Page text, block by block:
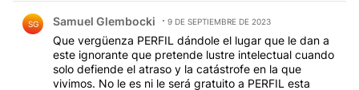
SG Samuel Glembocki 9 DE SEPTIEMBRE DE 2023
Que vergüenza PERFIL dándole el lugar que le dan a
este ignorante que pretende lustre intelectual cuando
solo defiende el atraso y la catástrofe en la que
vivimos. No le es ni le será gratuito a PERFIL esta